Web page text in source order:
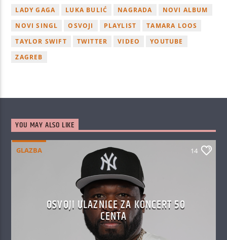
LADY GAGA
LUKA BULIĆ NAGRADA
NOVI ALBUM
NOVI SINGL
OSVOJI PLAYLIST
TAMARA LOOS
TAYLOR SWIFT
TWITTER VIDEO
YOUTUBE
ZAGREB
YOU MAY ALSO LIKE
GLAZBA 14
OSVOJI ULAZNICE ZA KONCERT 50
CENTA